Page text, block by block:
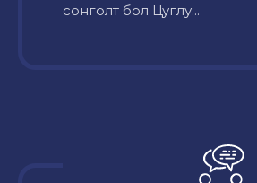
сонголт бол Цуглу...